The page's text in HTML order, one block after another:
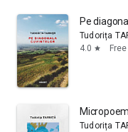
Pe
Tudorița
4.0 star Free
Tudorița